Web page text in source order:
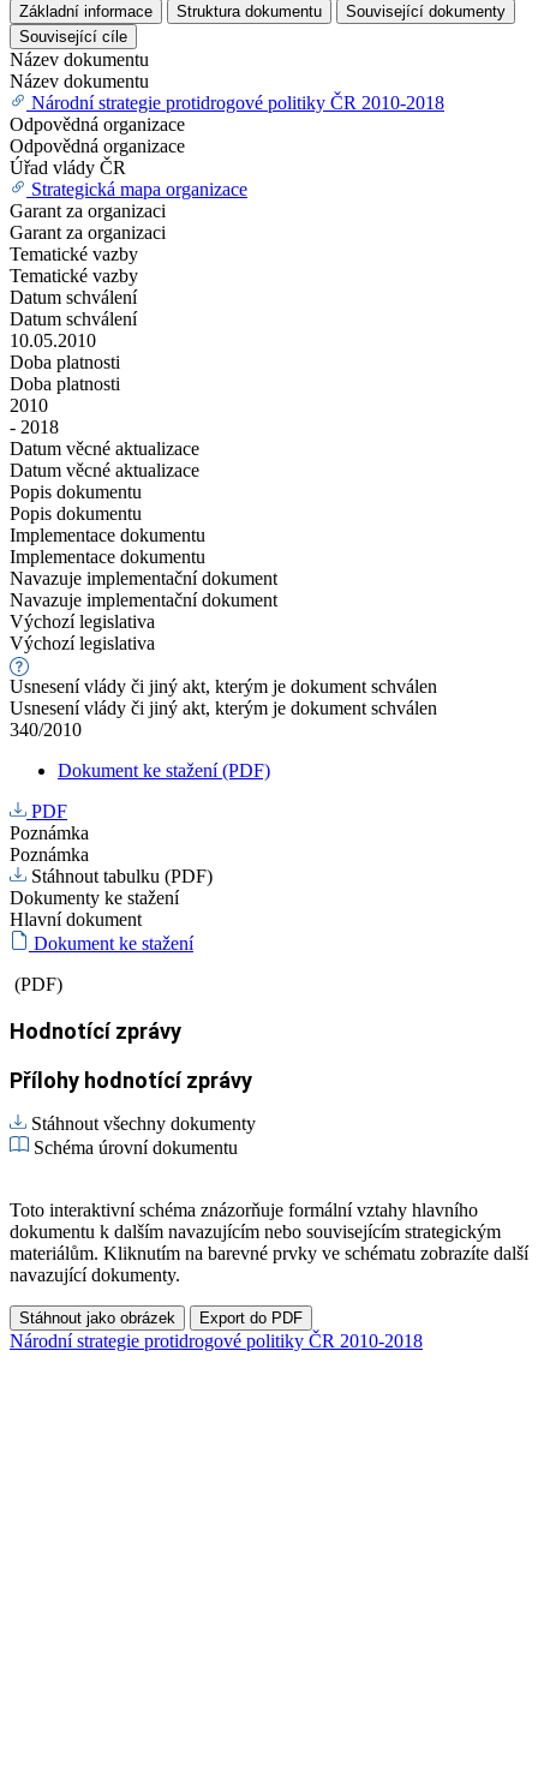
Základní informace Struktura dokumentu
Související dokumenty
Související cíle
Název dokumentu
Název dokumentu
Národní strategie protidrogové politiky ČR 2010-2018
Odpovědná organizace
Odpovědná organizace
Úřad vlády ČR
Strategická mapa organizace
Garant za organizaci
Garant za organizaci
Tematické vazby
Tematické vazby
Datum schválení
Datum schválení
10.05.2010
Doba platnosti
Doba platnosti
2010
- 2018
Datum věcné aktualizace
Datum věcné aktualizace
Popis dokumentu
Popis dokumentu
Implementace dokumentu
Implementace dokumentu
Navazuje implementační dokument
Navazuje implementační dokument
Výchozí legislativa
Výchozí legislativa
Usnesení vlády či jiný akt, kterým je dokument schválen
Usnesení vlády či jiný akt, kterým je dokument schválen
340/2010
Dokument ke stažení (PDF)
PDF
Poznámka
Poznámka
Stáhnout tabulku (PDF)
Dokumenty ke stažení
Hlavní dokument
Dokument ke stažení
(PDF)
Hodnotící zprávy
Přílohy hodnotící zprávy
Stáhnout všechny dokumenty
Schéma úrovní dokumentu
Toto interaktivní schéma znázorňuje formální vztahy hlavního
dokumentu k dalším navazujícím nebo souvisejícím strategickým
materiálům. Kliknutím na barevné prvky ve schématu zobrazíte další
navazující dokumenty.
Stáhnout jako obrázek Export do PDF
Národní strategie protidrogové politiky ČR 2010-2018